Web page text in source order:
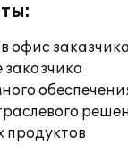
офис заказчика